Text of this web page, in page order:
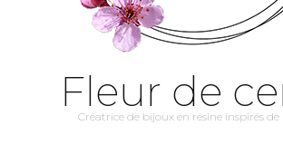
Fleur de
Créatrice de bijoux en résine inspirés